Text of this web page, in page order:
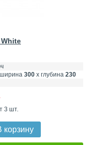
300 х глубина 230
3 шт.
корзину